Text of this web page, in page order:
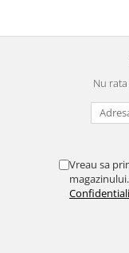
Nu
Vreau sa